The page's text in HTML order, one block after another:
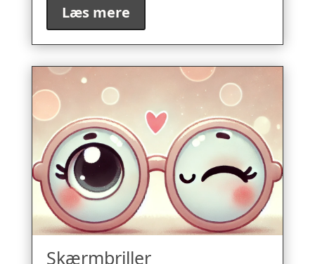
Læs mere
Skærmbriller